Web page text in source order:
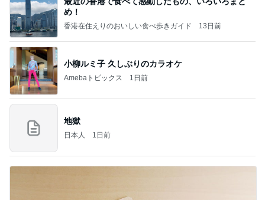
め！
香港在住えりのおいしい食べ歩きガイド 13日前
小柳ルミ子 久しぶりのカラオケ
Amebaトピックス 1日前
地獄
日本人 1日前